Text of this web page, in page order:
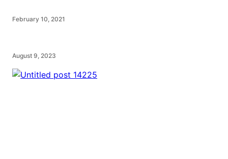
February 10, 2021
August 9, 2023